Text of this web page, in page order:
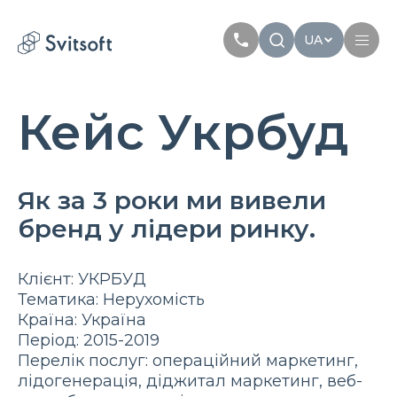
UA
Вам може бути цікаво
Meta Ads
Seo
Smm Branding
Головна
Індустрія
Про нас
Кейси
Статті
Кейс Укрбуд
Як за 3 роки ми вивели
бренд у лідери ринку.
Клієнт: УКРБУД
Тематика: Нерухомість
Країна: Україна
Період: 2015-2019
Перелік послуг: операційний маркетинг,
лідогенерація, діджитал маркетинг, веб-